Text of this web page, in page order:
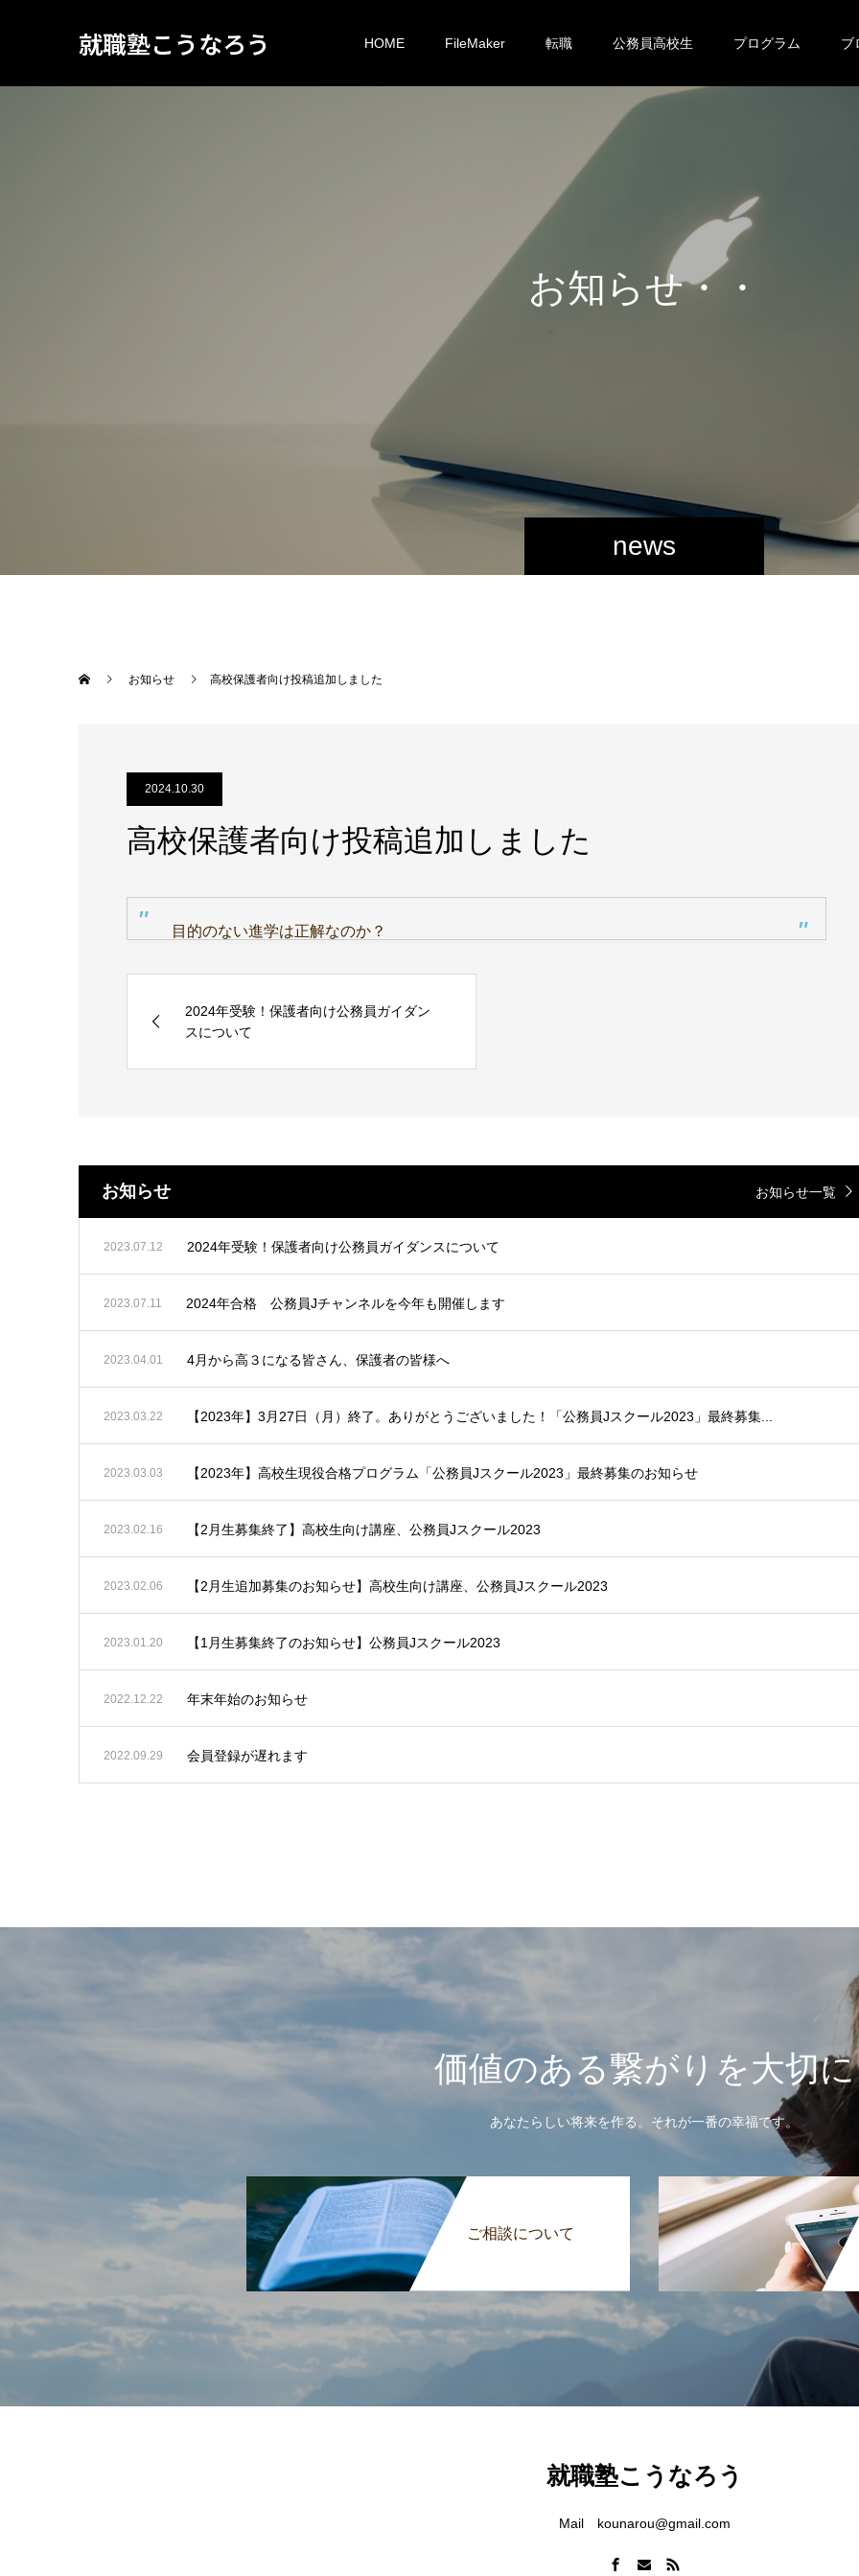
就職塾こうなろう HOME FileMaker 転職 公務員高校生 プログラム ブ
news
お知 らせ・ ・
お知らせ 高校保護者向け投稿追加しました
2024.10.30
高校保護者向け投稿追加しました
目的のない進学は正解なのか？
2024年受験！保護者向け公務員ガイダン
スについて
お知らせ お知らせ一覧
2023.07.12 2024年受験！保護者向け公務員ガイダンスについて
2023.07.11 2024年合格 公務員Jチャンネルを今年も開催します
2023.04.01 4月から高３になる皆さん、保護者の皆様へ
2023.03.22 【2023年】3月27日（月）終了。ありがとうございました！「公務員Jスクール2023」最終募集...
2023.03.03 【2023年】高校生現役合格プログラム「公務員Jスクール2023」最終募集のお知らせ
2023.02.16 【2月生募集終了】高校生向け講座、公務員Jスクール2023
2023.02.06 【2月生追加募集のお知らせ】高校生向け講座、公務員Jスクール2023
2023.01.20 【1月生募集終了のお知らせ】公務員Jスクール2023
2022.12.22 年末年始のお知らせ
2022.09.29 会員登録が遅れます
価値のある繋がりを大切に
あなたらしい将来を作る。それが一番の幸福です。
ご相談について
就職塾こうなろう
Mail kounarou@gmail.com